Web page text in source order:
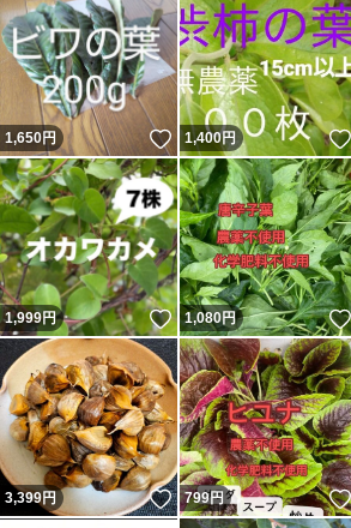
1,650円 いいね！
1,400円
1,999円 いいね！
1,080円
3,399円 いいね！
799円